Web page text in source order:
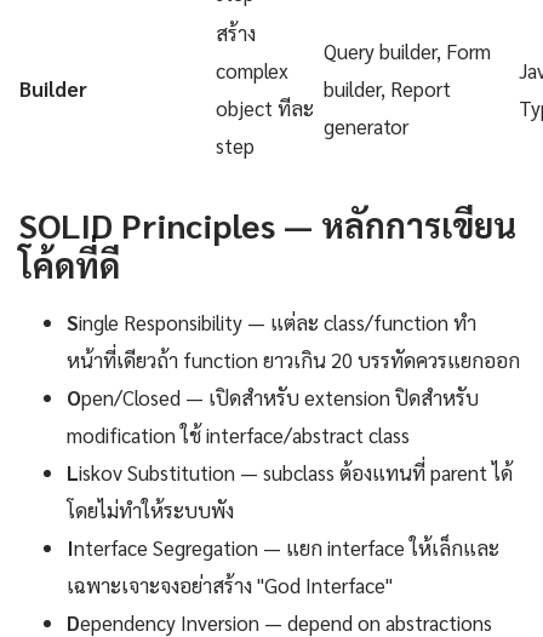
Builder
สร้าง
complex
object ทีละ
step
Query builder, Form
builder, Report
generator
SOLID Principles — หลักการเขียน
โค้ดที่ดี
Single Responsibility — แต่ละ class/function ทำ
หน้าที่เดียวถ้า function ยาวเกิน 20 บรรทัดควรแยกออก
Open/Closed — เปิดสำหรับ extension ปิดสำหรับ
modification ใช้ interface/abstract class
Liskov Substitution — subclass ต้องแทนที่ parent ได้
โดยไม่ทำให้ระบบพัง
Interface Segregation — แยก interface ให้เล็กและ
เฉพาะเจาะจงอย่าสร้าง "God Interface"
Dependency Inversion — depend on abstractions